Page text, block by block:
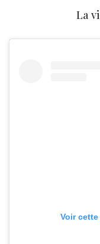
La
Voir